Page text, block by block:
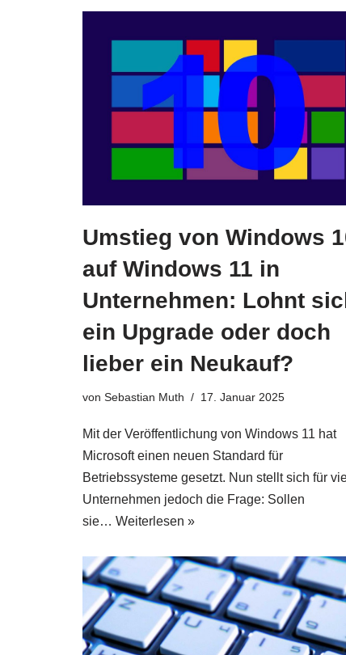
Umstieg von Windows
auf Windows 11 in
Unternehmen: Lohnt
ein Upgrade oder doch
lieber ein Neukauf?
von Sebastian Muth 17. Januar 2025
Mit der Veröffentlichung von Windows 11 hat
Microsoft einen neuen Standard für
Betriebssysteme gesetzt. Nun stellt sich für
Unternehmen jedoch die Frage: Sollen
sie… Weiterlesen »